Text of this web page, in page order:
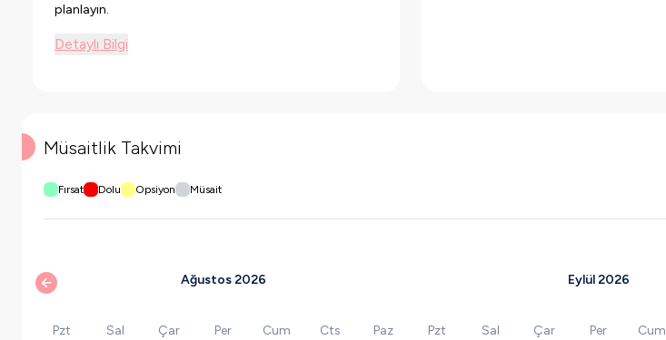
planlayın.
Detaylı Bilgi
Müsaitlik Takvimi
Fırsat Dolu Opsiyon Müsait
Ağustos 2026
Pzt Sal Çar Per Cum Cts Paz
Eylül 2026
Pzt Sal Çar Per Cum